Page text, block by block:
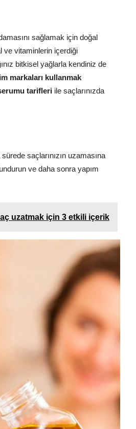
sağlamak için doğal
ve vitaminlerin içerdiği
bitkisel yağlarla kendiniz de
markaları kullanmak
tarifleri ile saçlarınızda
saçlarınızın uzamasına
ve daha sonra yapım
uzatmak için 3 etkili içerik